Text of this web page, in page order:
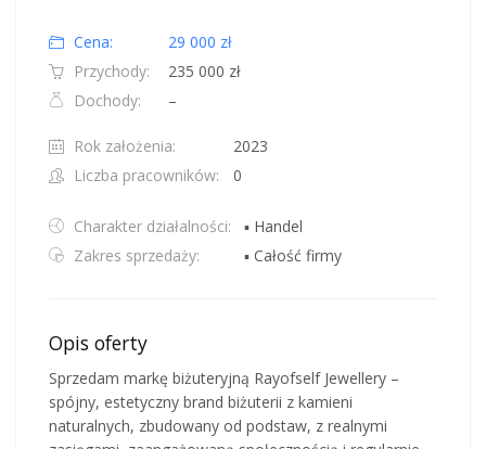
Cena:
29 000 zł
Przychody:
235 000 zł
Dochody:
–
Rok założenia:
2023
Liczba pracowników:
0
Charakter działalności:
▪ Handel
Zakres sprzedaży:
▪ Całość firmy
Opis oferty
Sprzedam markę biżuteryjną Rayofself Jewellery –
spójny, estetyczny brand biżuterii z kamieni
naturalnych, zbudowany od podstaw, z realnymi